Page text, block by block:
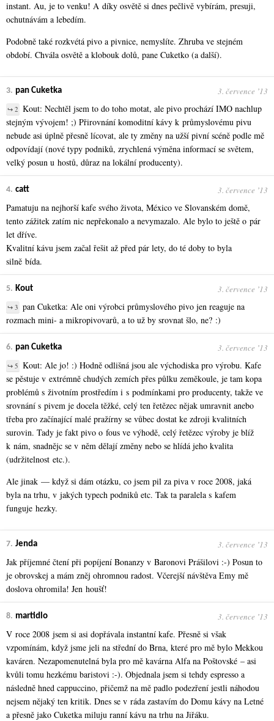
instant. Au, je to venku! A díky osvětě si dnes pečlivě vybírám, presuji,
ochutnávám a lebedím.
Podobně také rozkvétá pivo a pivnice, nemyslíte. Zhruba ve stejném
období. Chvála osvětě a klobouk dolů, pane Cuketko (a další).
3. pan Cuketka 3. července ʼ13
↪ 2 Kout: Nechtěl jsem to do toho motat, ale pivo prochází IMO nachlup
stejným vývojem! ;) Přirovnání komoditní kávy k průmyslovému pivu
nebude asi úplně přesně lícovat, ale ty změny na užší pivní scéně podle mě
odpovídají (nové typy podniků, zrychlená výměna informací se světem,
velký posun u hostů, důraz na lokální producenty).
4. catt 3. července ʼ13
Pamatuju na nejhorší kafe svého života, México ve Slovanském domě,
tento zážitek zatím nic nepřekonalo a nevymazalo. Ale bylo to ještě o pár
let dříve.
Kvalitní kávu jsem začal řešit až před pár lety, do té doby to byla
silně bída.
5. Kout 3. července ʼ13
↪ 3 pan Cuketka: Ale oni výrobci průmyslového pivo jen reaguje na
rozmach mini- a mikropivovarů, a to už by srovnat šlo, ne? :)
6. pan Cuketka 3. července ʼ13
↪ 5 Kout: Ale jo! :) Hodně odlišná jsou ale východiska pro výrobu. Kafe
se pěstuje v extrémně chudých zemích přes půlku zeměkoule, je tam kopa
problémů s životním prostředím i s podmínkami pro producenty, takže ve
srovnání s pivem je docela těžké, celý ten řetězec nějak umravnit anebo
třeba pro začínající malé pražírny se vůbec dostat ke zdroji kvalitních
surovin. Tady je fakt pivo o fous ve výhodě, celý řetězec výroby je blíž
k nám, snadnějc se v něm dělají změny nebo se hlídá jeho kvalita
(udržitelnost etc.).
Ale jinak — když si dám otázku, co jsem pil za piva v roce 2008, jaká
byla na trhu, v jakých typech podniků etc. Tak ta paralela s kafem
funguje hezky.
7. Jenda 3. července ʼ13
Jak příjemné čtení při popíjení Bonanzy v Baronovi Prášilovi :-) Posun to
je obrovskej a mám zněj ohromnou radost. Včerejší návštěva Emy mě
doslova ohromila! Jen houšť!
8. martidlo 3. července ʼ13
V roce 2008 jsem si asi dopřávala instantní kafe. Přesně si však
vzpomínám, když jsme jeli na střední do Brna, které pro mě bylo Mekkou
kaváren. Nezapomenutelná byla pro mě kavárna Alfa na Poštovské – asi
kvůli tomu hezkému baristovi :-). Objednala jsem si tehdy espresso a
následně hned cappuccino, přičemž na mě padlo podezření jestli náhodou
nejsem nějaký ten kritik. Dnes se v ráda zastavím do Domu kávy na Letné
a přesně jako Cuketka miluju ranní kávu na trhu na Jiřáku.